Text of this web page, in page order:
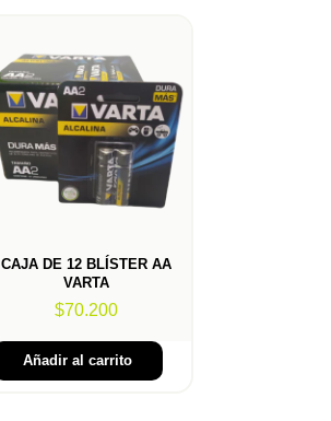
CAJA DE 12 BLÍSTER AA
VARTA
$70.200
Añadir al carrito